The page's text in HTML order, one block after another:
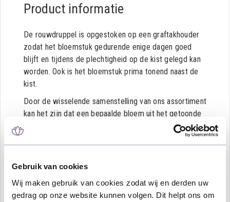
Gebruik van cookies
Wij maken gebruik van cookies zodat wij en derden uw
gedrag op onze website kunnen volgen. Dit helpt ons om
Product informatie
De rouwdruppel is opgestoken op een graftakhouder
zodat het bloemstuk gedurende enige dagen goed
blijft en tijdens de plechtigheid op de kist gelegd kan
worden. Ook is het bloemstuk prima tonend naast de
kist.
Door de wisselende samenstelling van ons assortiment
kan het zijn dat een bepaalde bloem uit het getoonde
rouwbloemstuk afwijkt met wat op de afbeelding
Dit betreft een rouwbloemstuk in een druppelvorm
opgemaakt met een grote verscheidenheid aan
Zomerbloemen.